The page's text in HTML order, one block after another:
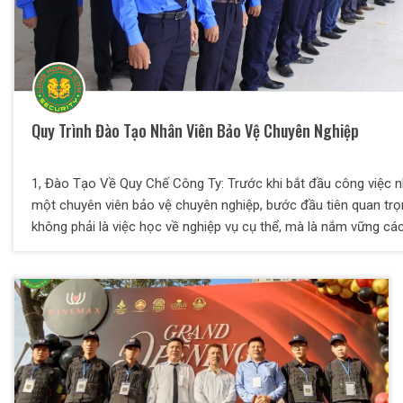
Quy Trình Đào Tạo Nhân Viên Bảo Vệ Chuyên Nghiệp
1, Đào Tạo Về Quy Chế Công Ty: Trước khi bắt đầu công việc
một chuyên viên bảo vệ chuyên nghiệp, bước đầu tiên quan
không phải là việc học về nghiệp vụ cụ thể, mà là nắm vững
quyền lợi cá nhân, đồng thời cần phải làm chủ thông tin về các
định và quy chế để xác định rõ mục tiêu và hướng đi cụ thể
sự phấn đấu của mình. 2, Đào Tạo Về Văn Hóa Ứng Xử Và
Tiếp Của Nhân Viên: Huấn luyện về văn hóa ứng xử và giao
một phần không thể thiếu để đào tạo Nhân Viên Bảo Vệ. Khả
chào đón khách một cách lịch sự, sự hiểu biết về việc tôn